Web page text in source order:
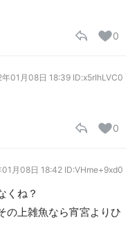
0
01月08日 18:39 ID:x5rIhLVC0
0
01月08日 18:42 ID:VHme+9xd0
くね？
上雑魚なら宵宮よりひ